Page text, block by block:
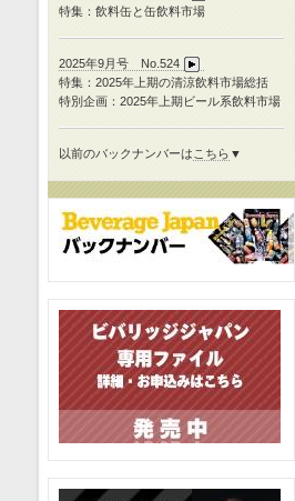
特集：飲料缶と缶飲料市場
2025年9月号 No.524
特集： 2025年上期の清涼飲料市場総括
特別企画： 2025年上期ビール系飲料市場
以前のバックナンバーは こちら ▼